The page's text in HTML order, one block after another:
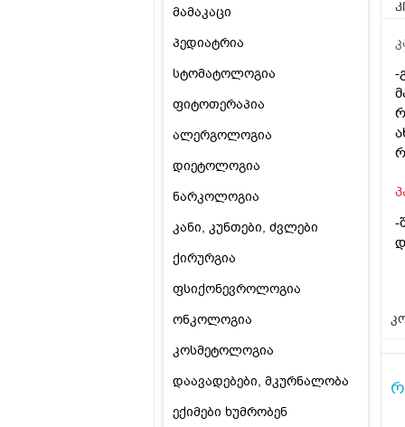
მამაკაცი
პედიატრია
სტომატოლოგია
ფიტოთერაპია
ალერგოლოგია
დიეტოლოგია
ნარკოლოგია
კანი, კუნთები, ძვლები
ქირურგია
ფსიქონევროლოგია
ონკოლოგია
კოსმეტოლოგია
დაავადებები, მკურნალობა
ექიმები ხუმრობენ
-
-